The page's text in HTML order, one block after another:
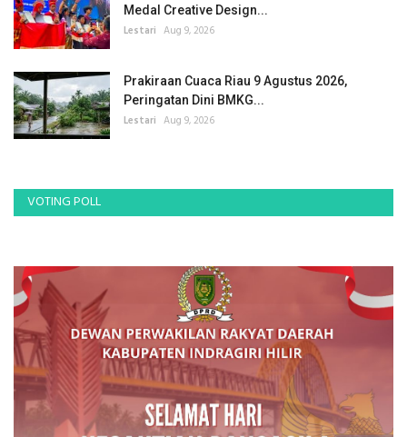
Medal Creative Design...
Lestari Aug 9, 2026
Prakiraan Cuaca Riau 9 Agustus 2026,
Peringatan Dini BMKG...
Lestari Aug 9, 2026
VOTING POLL